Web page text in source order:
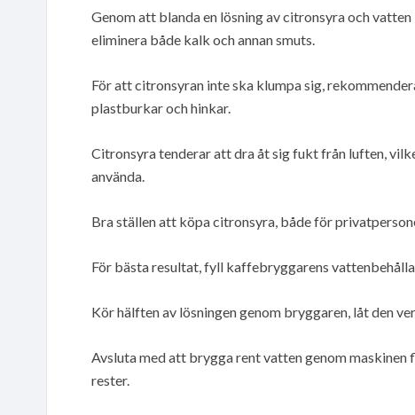
Genom att blanda en lösning av citronsyra och
eliminera både kalk och annan smuts.
För att citronsyran inte ska klumpa sig,
plastburkar och hinkar.
Citronsyra tenderar att dra åt sig fukt från luften,
använda.
Bra ställen att köpa citronsyra, både för
För bästa resultat, fyll kaffebryggarens
Kör hälften av lösningen genom bryggaren, låt den
Avsluta med att brygga rent vatten genom
rester.